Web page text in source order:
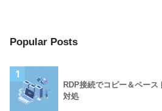
Popular Posts
1
RDP接続でコピー＆ペー
対処